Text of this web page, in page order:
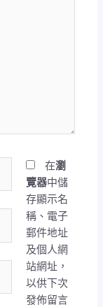
在瀏
覽器中儲
存顯示名
稱、電子
郵件地址
及個人網
站網址，
以供下次
發佈留言